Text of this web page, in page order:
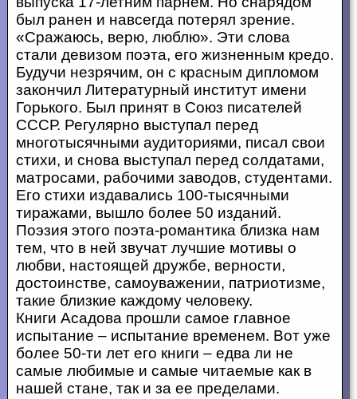
был ранен и навсегда потерял зрение.
«Сражаюсь, верю, люблю». Эти слова
стали девизом поэта, его жизненным кредо.
Будучи незрячим, он с красным дипломом
закончил Литературный институт имени
Горького. Был принят в Союз писателей
СССР. Регулярно выступал перед
многотысячными аудиториями, писал свои
стихи, и снова выступал перед солдатами,
матросами, рабочими заводов, студентами.
Его стихи издавались 100-тысячными
тиражами, вышло более 50 изданий.
Поэзия этого поэта-романтика близка нам
тем, что в ней звучат лучшие мотивы о
любви, настоящей дружбе, верности,
достоинстве, самоуважении, патриотизме,
такие близкие каждому человеку.
Книги Асадова прошли самое главное
испытание – испытание временем. Вот уже
более 50-ти лет его книги – едва ли не
самые любимые и самые читаемые как в
нашей стане, так и за ее пределами.